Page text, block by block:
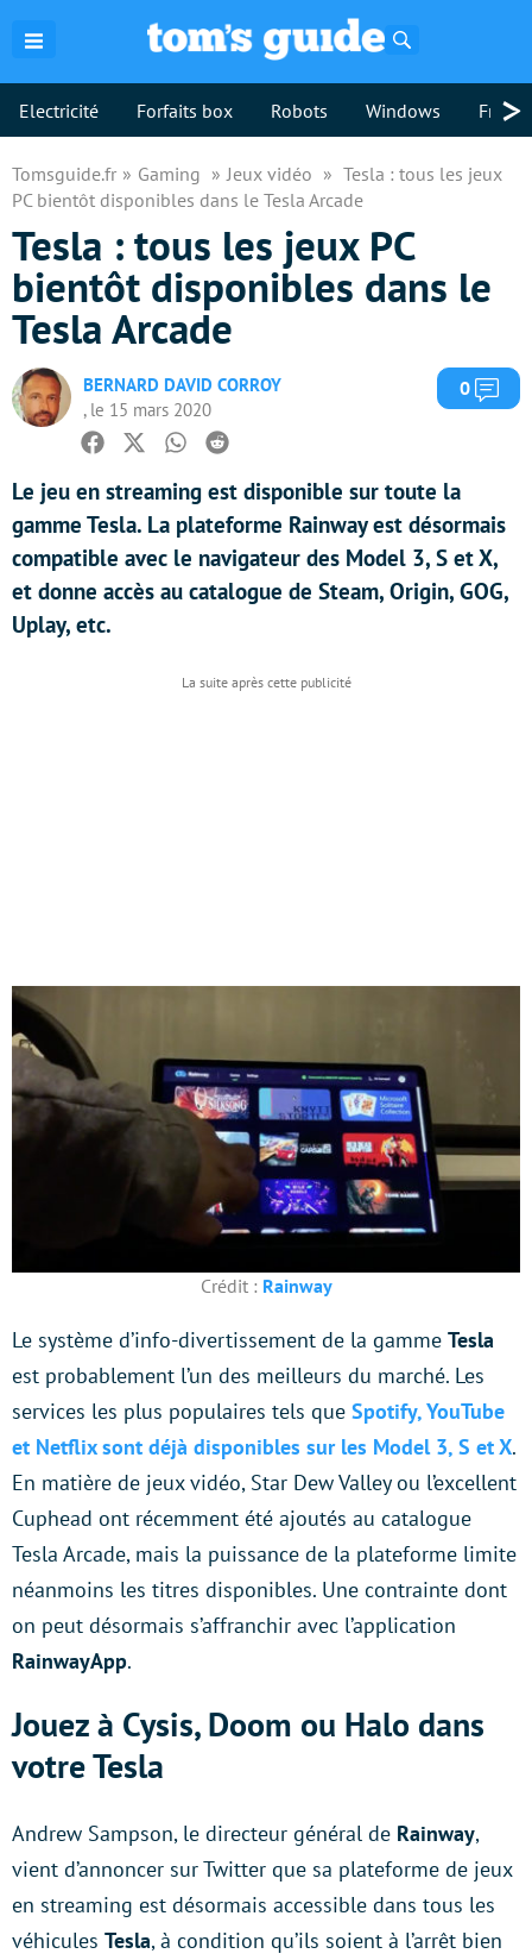
Electricité Forfaits box Robots Windows >
Tomsguide.fr Gaming Jeux vidéo
Tesla : tous les jeux
PC bientôt disponibles dans le Tesla Arcade
Tesla : tous les jeux PC
bientôt disponibles dans le
Tesla Arcade
BERNARD DAVID CORROY
, le 15 mars 2020
0
Facebook
TwitterWhatsapp
Reddit
Le jeu en streaming est disponible sur toute la
gamme Tesla. La plateforme Rainway est désormais
compatible avec le navigateur des Model 3, S et X,
et donne accès au catalogue de Steam, Origin, GOG,
Uplay, etc.
Crédit : Rainway
Le système d’info-divertissement de la gamme Tesla
est probablement l’un des meilleurs du marché. Les
services les plus populaires tels que Spotify, YouTube
et Netflix sont déjà disponibles sur les Model 3, S et X.
En matière de jeux vidéo, Star Dew Valley ou l’excellent
Cuphead ont récemment été ajoutés au catalogue
Tesla Arcade, mais la puissance de la plateforme limite
néanmoins les titres disponibles. Une contrainte dont
on peut désormais s’affranchir avec l’application
RainwayApp.
Jouez à Cysis, Doom ou Halo dans
votre Tesla
Andrew Sampson, le directeur général de Rainway,
vient d’annoncer sur Twitter que sa plateforme de jeux
en streaming est désormais accessible dans tous les
véhicules Tesla, à condition qu’ils soient à l’arrêt bien